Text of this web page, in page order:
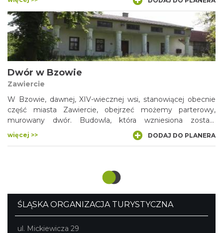
trójkondygnacyjna, skrzydła dwukondygnacyjne.
Dwór w Bzowie
Zawiercie
W Bzowie, dawnej, XIV-wiecznej wsi, stanowiącej obecnie
część miasta Zawiercie, obejrzeć możemy parterowy,
murowany dwór. Budowla, która wzniesiona została
zapewne w XVIII w., podlegała przebudowom, w wyniku
których jej kształt znacząco się zmienił. Obecnie dwór
można do blisko położonego Podzamcza lub do
więcej >> DODAJ DO PLANERA
ŚLĄSKA ORGANIZACJA TURYSTYCZNA
ul. Mickiewicza 29